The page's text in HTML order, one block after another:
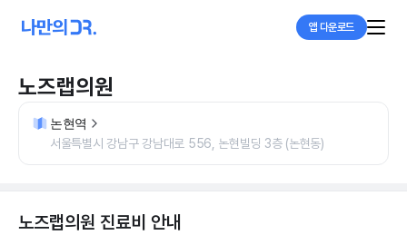
앱 다운로드
노즈랩의원
논현역
서울특별시 강남구 강남대로 556, 논현빌딩 3층 (논현동)
노즈랩의원 진료비 안내